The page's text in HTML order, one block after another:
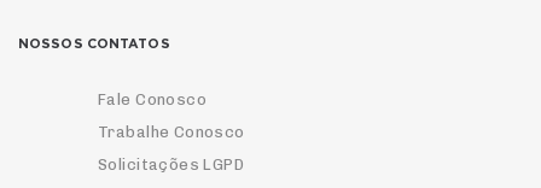
NOSSOS CONTATOS
Fale Conosco
Trabalhe Conosco
Solicitações LGPD